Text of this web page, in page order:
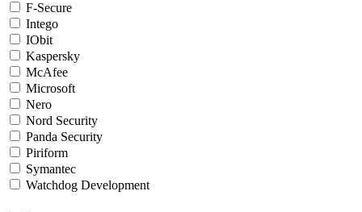
F-Secure
Intego
IObit
Kaspersky
McAfee
Microsoft
Nero
Nord Security
Panda Security
Piriform
Symantec
Watchdog Development